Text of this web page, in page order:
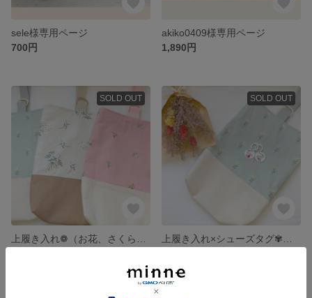
sele様専用ページ
700円
akiko0409様専用ページ
1,890円
SOLD OUT SOLD OUT